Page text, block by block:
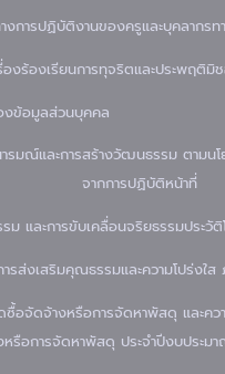
งการปฏิบัติงานของครูและบุคลากรท
องร้องเรียนการทุจริตและประพฤติมิ
งข้อมูลส่วนบุคคล
ารมณ์และการสร้างวัฒนธรรม ตามน
จากการปฏิบัติหน้าที่
ม และการขับเคลื่อนจริยธรรมประวั
ารส่งเสริมคุณธรรมและความโปร่งใส
ซื้อจัดจ้างหรือการจัดหาพัสดุ และค
หรือการจัดหาพัสดุ ประจำปีงบประม